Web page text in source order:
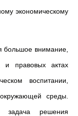
экономическому
большое внимание,
и правовых актах
воспитании,
среды.
задача решения